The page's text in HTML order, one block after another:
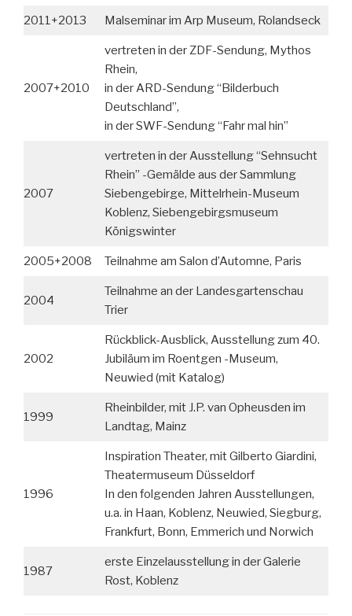
2011+2013 Malseminar im Arp Museum, Rolandseck
2007+2010
vertreten in der ZDF-Sendung, Mythos
Rhein,
in der ARD-Sendung “Bilderbuch
Deutschland”,
in der SWF-Sendung “Fahr mal hin”
2007
vertreten in der Ausstellung “Sehnsucht
Rhein” -Gemälde aus der Sammlung
Siebengebirge, Mittelrhein-Museum
Koblenz, Siebengebirgsmuseum
Königswinter
2005+2008 Teilnahme am Salon d’Automne, Paris
2004
Teilnahme an der Landesgartenschau
Trier
2002
Rückblick-Ausblick, Ausstellung zum 40.
Jubiläum im Roentgen -Museum,
Neuwied (mit Katalog)
1999
Rheinbilder, mit J.P. van Opheusden im
Landtag, Mainz
1996
Inspiration Theater, mit Gilberto Giardini,
Theatermuseum Düsseldorf
In den folgenden Jahren Ausstellungen,
u.a. in Haan, Koblenz, Neuwied, Siegburg,
Frankfurt, Bonn, Emmerich und Norwich
1987
erste Einzelausstellung in der Galerie
Rost, Koblenz